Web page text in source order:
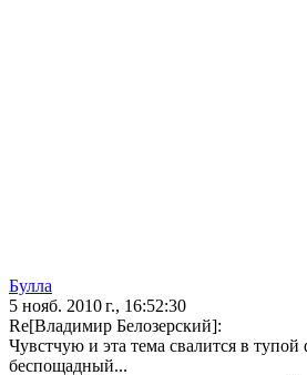
Булла
5 нояб. 2010 г., 16:52:30
Re[Владимир Белозерский]:
Чувстчую и эта тема свалится в
беспощадный...